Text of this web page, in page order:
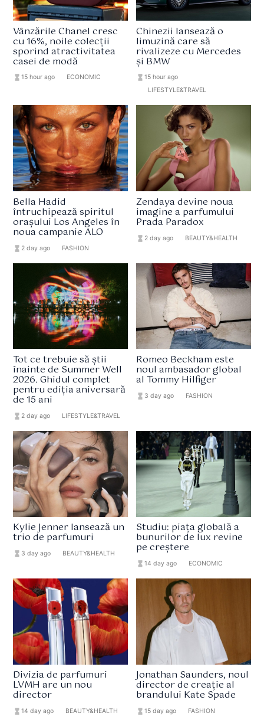
Vânzările Chanel cresc
cu 16%, noile colecții
sporind atractivitatea
casei de modă
hourglass_full15 hour ago ECONOMIC
Chinezii lansează o
limuzină care să
rivalizeze cu Mercedes
și BMW
hourglass_full 15 hour ago
LIFESTYLE&TRAVEL
Bella Hadid
întruchipează spiritul
orașului Los Angeles în
noua campanie ALO
hourglass_full 2 day ago FASHION
Zendaya devine noua
imagine a parfumului
Prada Paradox
hourglass_full 2 day ago BEAUTY&HEALTH
Tot ce trebuie să știi
înainte de Summer Well
2026. Ghidul complet
pentru ediția aniversară
de 15 ani
hourglass_full 2 day ago LIFESTYLE&TRAVEL
Romeo Beckham este
noul ambasador global
al Tommy Hilfiger
hourglass_full 3 day ago FASHION
Kylie Jenner lansează un
trio de parfumuri
hourglass_full 3 day ago BEAUTY&HEALTH
Studiu: piața globală a
bunurilor de lux revine
pe creștere
hourglass_full 14 day ago ECONOMIC
Divizia de parfumuri
LVMH are un nou
director
hourglass_full14 day ago BEAUTY&HEALTH
Jonathan Saunders, noul
director de creație al
brandului Kate Spade
hourglass_full 15 day ago FASHION